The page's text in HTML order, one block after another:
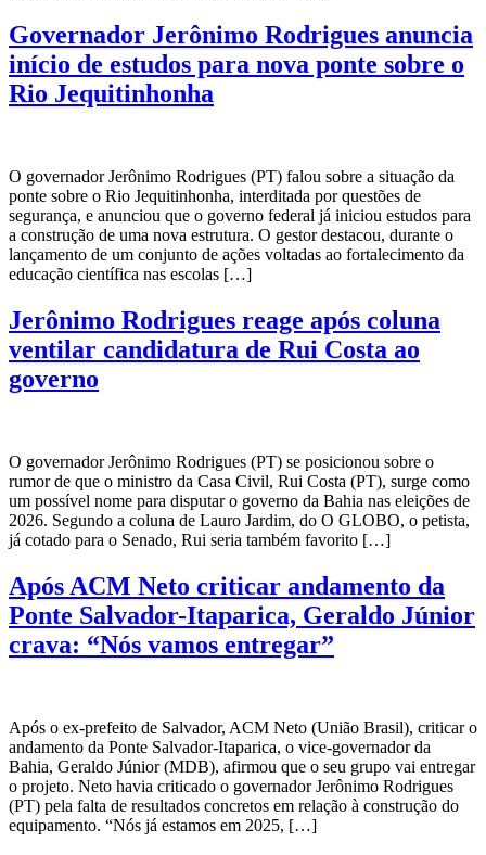
Governador Jerônimo Rodrigues anuncia
início de estudos para nova ponte sobre o
Rio Jequitinhonha
O governador Jerônimo Rodrigues (PT) falou sobre a situação da
ponte sobre o Rio Jequitinhonha, interditada por questões de
segurança, e anunciou que o governo federal já iniciou estudos para
a construção de uma nova estrutura. O gestor destacou, durante o
lançamento de um conjunto de ações voltadas ao fortalecimento da
educação científica nas escolas […]
Jerônimo Rodrigues reage após coluna
ventilar candidatura de Rui Costa ao
governo
O governador Jerônimo Rodrigues (PT) se posicionou sobre o
rumor de que o ministro da Casa Civil, Rui Costa (PT), surge como
um possível nome para disputar o governo da Bahia nas eleições de
2026. Segundo a coluna de Lauro Jardim, do O GLOBO, o petista,
já cotado para o Senado, Rui seria também favorito […]
Após ACM Neto criticar andamento da
Ponte Salvador-Itaparica, Geraldo Júnior
crava: “Nós vamos entregar”
Após o ex-prefeito de Salvador, ACM Neto (União Brasil), criticar o
andamento da Ponte Salvador-Itaparica, o vice-governador da
Bahia, Geraldo Júnior (MDB), afirmou que o seu grupo vai entregar
o projeto. Neto havia criticado o governador Jerônimo Rodrigues
(PT) pela falta de resultados concretos em relação à construção do
equipamento. “Nós já estamos em 2025, […]